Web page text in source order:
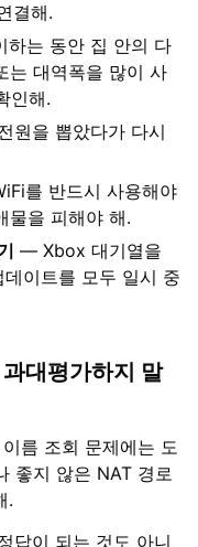
결해.
는 동안 집 안의 다
는 대역폭을 많이 사
인해.
원을 뽑았다가 다시
를 반드시 사용해야
물을 피해야 해.
— Xbox 대기열을
이트를 모두 일시 중
대평가하지 말
름 조회 문제에는 도
좋지 않은 NAT 경로
.
답이 되는 것도 아니